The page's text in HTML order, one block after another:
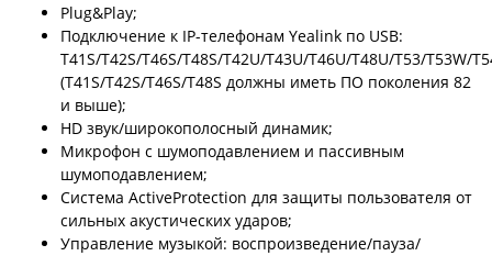
Plug&Play;
Подключение к IP-телефонам Yealink по USB:
T41S/T42S/T46S/T48S/T42U/T43U/T46U/T48U/T53/T53W/
(T41S/T42S/T46S/T48S должны иметь ПО поколения 82
и выше);
HD звук/широкополосный динамик;
Микрофон с шумоподавлением и пассивным
шумоподавлением;
Система ActiveProtection для защиты пользователя от
сильных акустических ударов;
Управление музыкой: воспроизведение/пауза/